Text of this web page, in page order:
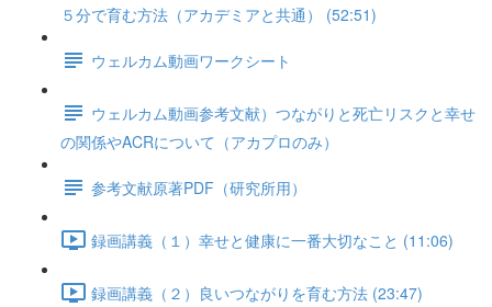
５分で育む方法（アカデミアと共通） (52:51)
ウェルカム動画ワークシート
ウェルカム動画参考文献）つながりと死亡リスクと幸せ
の関係やACRについて（アカプロのみ）
参考文献原著PDF（研究所用）
録画講義（１）幸せと健康に一番大切なこと (11:06)
録画講義（２）良いつながりを育む方法 (23:47)